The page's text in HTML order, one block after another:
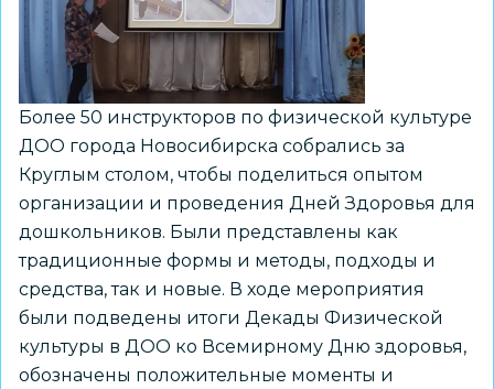
Более 50 инструкторов по физической культуре
ДОО города Новосибирска собрались за
Круглым столом, чтобы поделиться опытом
организации и проведения Дней Здоровья для
дошкольников. Были представлены как
традиционные формы и методы, подходы и
средства, так и новые. В ходе мероприятия
были подведены итоги Декады Физической
культуры в ДОО ко Всемирному Дню здоровья,
обозначены положительные моменты и